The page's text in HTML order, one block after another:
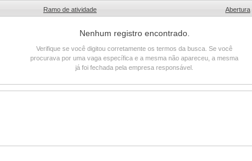
Ramo de atividade Abertura
Nenhum registro encontrado.
Verifique se você digitou corretamente os termos da busca. Se você
procurava por uma vaga específica e a mesma não apareceu, a mesma
já foi fechada pela empresa responsável.